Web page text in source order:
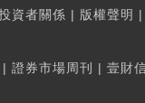
資者關係 | 版權聲明 |
| 證券市場周刊 | 壹財